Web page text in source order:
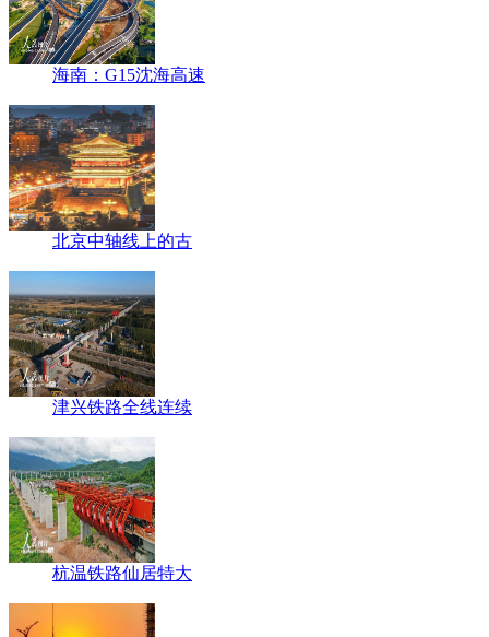
海南：G15沈海高速
北京中轴线上的古
津兴铁路全线连续
杭温铁路仙居特大